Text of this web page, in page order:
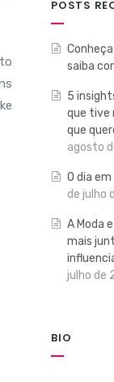
POSTS
saiba
5
que tive
que
agosto
O dia
de julho
A Moda
mais
julho de
BIO